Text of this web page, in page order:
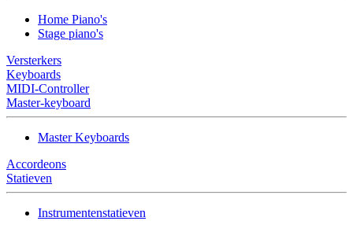
Home Piano's
Stage piano's
Versterkers
Keyboards
MIDI-Controller
Master-keyboard
Master Keyboards
Accordeons
Statieven
Instrumentenstatieven